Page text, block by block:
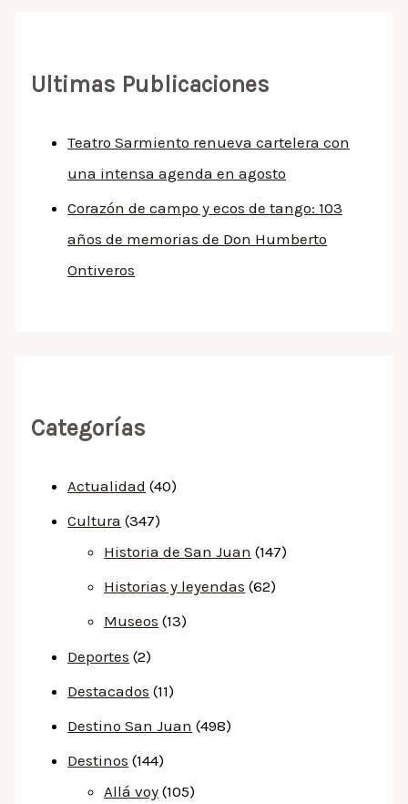
Ultimas Publicaciones
Teatro Sarmiento renueva cartelera con
una intensa agenda en agosto
Corazón de campo y ecos de tango: 103
años de memorias de Don Humberto
Ontiveros
Categorías
Actualidad (40)
Cultura (347)
Historia de San Juan (147)
Historias y leyendas (62)
Museos (13)
Deportes (2)
Destacados (11)
Destino San Juan (498)
Destinos (144)
Allá voy (105)